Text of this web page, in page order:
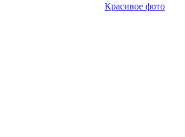
Красивое фото